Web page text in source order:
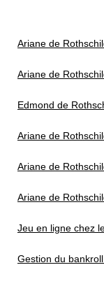
Ariane de
Ariane de
Edmond de
Ariane de
Ariane de
Ariane de
Jeu en ligne chez
Gestion du bankroll